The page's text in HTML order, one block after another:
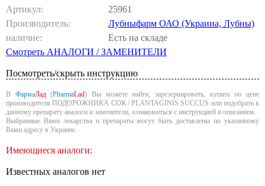
Артикул:
25961
Производитель:
Лубныфарм ОАО (Украина, Лубны)
наличие:
Есть на складе
Смотреть АНАЛОГИ / ЗАМЕНИТЕЛИ
Посмотреть/скрыть инструкцию
В ФармаЛад(PharmaLad) Вы можете найти, зарезервировать, купить по цене
производителя ПОДОРОЖНИКА СОК / PLANTAGINIS SUCCUS или подобрать к
данному препарату аналоги и заменители, ознакомиться с инструкцией и описанием.
Выбранные Вами лекарства и препараты могут быть доставлены по указанному
Вами адресу в Украине.
Имеющиеся аналоги:
Известных аналогов нет